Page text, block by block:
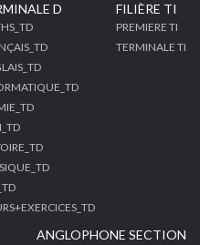
D FILIÈRE TI
PREMIERE TI
TERMINALE TI
ANGLOPHONE SECTION